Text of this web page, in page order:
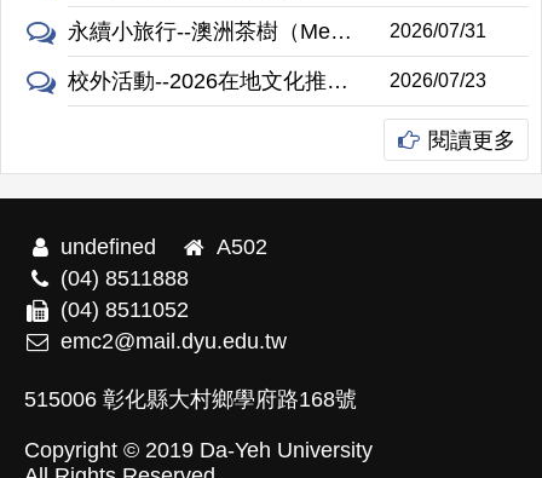
永續小旅行--澳洲茶樹（Melaleuca alternifolia） 2026/07/31
校外活動--2026在地文化推廣與課程活動永續SIG跨校交流活動 2026/07/23
閱讀更多
undefined
A502
(04) 8511888
(04) 8511052
emc2@mail.dyu.edu.tw
515006 彰化縣大村鄉學府路168號
Copyright © 2019 Da-Yeh University